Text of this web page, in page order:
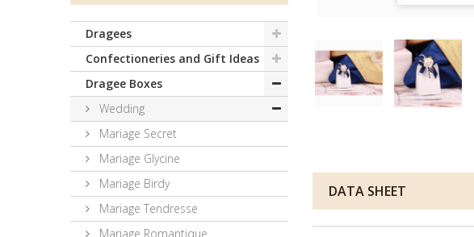
Dragees
Confectioneries and Gift Ideas
Dragee Boxes
Wedding
Mariage Secret
Mariage Glycine
Mariage Birdy
Mariage Tendresse
Mariage Romantique
DATA SHEET